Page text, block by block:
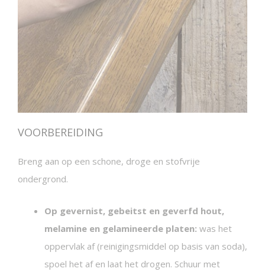
VOORBEREIDING
Breng aan op een schone, droge en stofvrije
ondergrond.
Op gevernist, gebeitst en geverfd hout,
melamine en gelamineerde platen: was het
oppervlak af (reinigingsmiddel op basis van soda),
spoel het af en laat het drogen. Schuur met